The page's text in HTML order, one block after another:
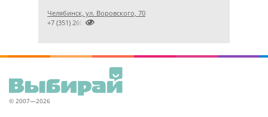
Челябинск, ул. Воровского, 70

+7 (351) 2609824
© 2007—2026